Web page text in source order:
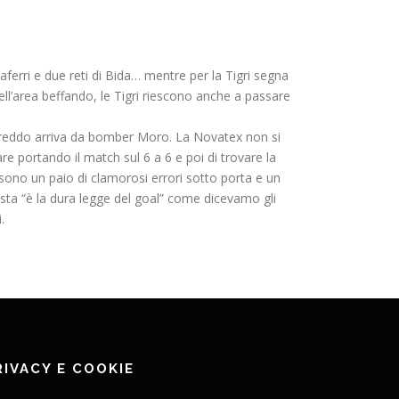
e due reti di Bida… mentre per la Tigri segna
beffando, le Tigri riescono anche a passare
arriva da bomber Moro. La Novatex non si
portando il match sul 6 a 6 e poi di trovare la
un paio di clamorosi errori sotto porta e un
“è la dura legge del goal” come dicevamo gli
E COOKIE